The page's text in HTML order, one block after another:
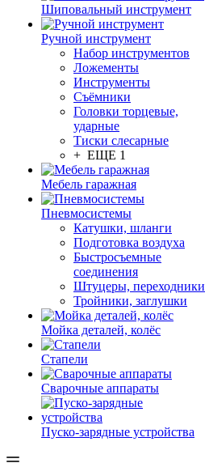
Шиповальный инструмент
Ручной инструмент
Набор инструментов
Ложементы
Инструменты
Съёмники
Головки торцевые,
ударные
Тиски слесарные
+ ЕЩЕ 1
Мебель гаражная
Пневмосистемы
Катушки, шланги
Подготовка воздуха
Быстросъемные
соединения
Штуцеры, переходники
Тройники, заглушки
Мойка деталей, колёс
Стапели
Сварочные аппараты
Пуско-зарядные устройства